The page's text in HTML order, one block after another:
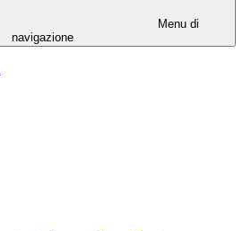
Menu di
navigazione